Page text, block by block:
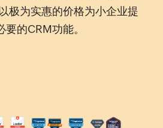
极为实惠的价格为小企业提
要的CRM功能。